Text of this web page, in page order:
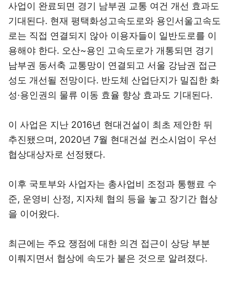
사업이 완료되면 경기 남부권 교통 여건 개선 효과도
기대된다. 현재 평택화성고속도로와 용인서울고속도
로는 직접 연결되지 않아 이용자들이 일반도로를 이
용해야 한다. 오산~용인 고속도로가 개통되면 경기
남부권 동서축 교통망이 연결되고 서울 강남권 접근
성도 개선될 전망이다. 반도체 산업단지가 밀집한 화
성·용인권의 물류 이동 효율 향상 효과도 기대된다.
이 사업은 지난 2016년 현대건설이 최초 제안한 뒤
추진됐으며, 2020년 7월 현대건설 컨소시엄이 우선
협상대상자로 선정됐다.
이후 국토부와 사업자는 총사업비 조정과 통행료 수
준, 운영비 산정, 지자체 협의 등을 놓고 장기간 협상
을 이어왔다.
최근에는 주요 쟁점에 대한 의견 접근이 상당 부분
이뤄지면서 협상에 속도가 붙은 것으로 알려졌다.